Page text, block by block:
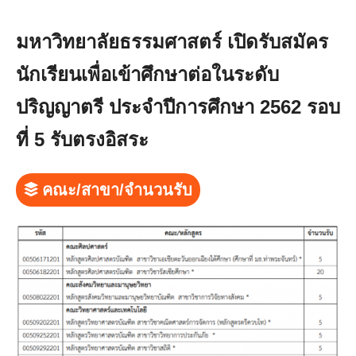
มหาวิทยาลัยธรรมศาสตร์ เปิดรับสมัคร
นักเรียนเพื่อเข้าศึกษาต่อในระดับ
ปริญญาตรี ประจำปีการศึกษา 2562 รอบ
ที่ 5 รับตรงอิสระ
คณะ/สาขา/จำนวนรับ